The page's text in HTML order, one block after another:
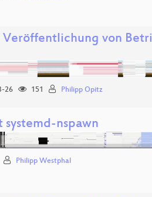
von
26 151 Philipp Opitz
nspawn
Philipp Westphal